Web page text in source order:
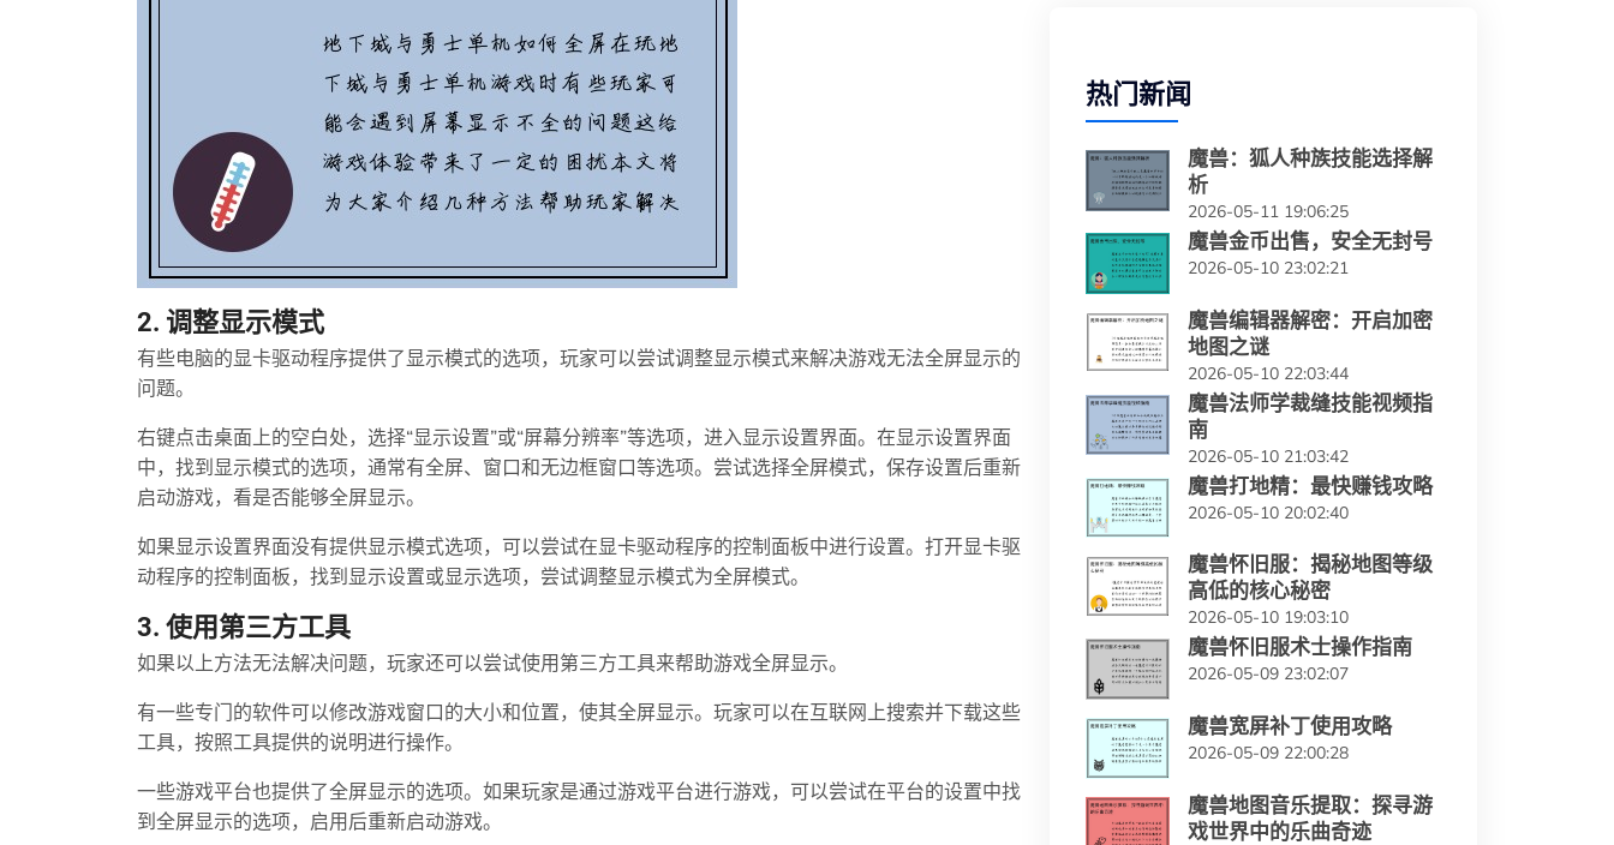
2. 调整显示模式
有些电脑的显卡驱动程序提供了显示模式的选项，玩家可以尝试调整显示模式来解决游戏无法全屏显示的
问题。
右键点击桌面上的空白处，选择“显示设置”或“屏幕分辨率”等选项，进入显示设置界面。在显示设置界面
中，找到显示模式的选项，通常有全屏、窗口和无边框窗口等选项。尝试选择全屏模式，保存设置后重新
启动游戏，看是否能够全屏显示。
如果显示设置界面没有提供显示模式选项，可以尝试在显卡驱动程序的控制面板中进行设置。打开显卡驱
动程序的控制面板，找到显示设置或显示选项，尝试调整显示模式为全屏模式。
3. 使用第三方工具
如果以上方法无法解决问题，玩家还可以尝试使用第三方工具来帮助游戏全屏显示。
有一些专门的软件可以修改游戏窗口的大小和位置，使其全屏显示。玩家可以在互联网上搜索并下载这些
工具，按照工具提供的说明进行操作。
一些游戏平台也提供了全屏显示的选项。如果玩家是通过游戏平台进行游戏，可以尝试在平台的设置中找
到全屏显示的选项，启用后重新启动游戏。
热门新闻
魔兽：狐人种族技能选择解
析
2026-05-11 19:06:25
魔兽金币出售，安全无封号
2026-05-10 23:02:21
魔兽编辑器解密：开启加密
地图之谜
2026-05-10 22:03:44
魔兽法师学裁缝技能视频指
南
2026-05-10 21:03:42
魔兽打地精：最快赚钱攻略
2026-05-10 20:02:40
魔兽怀旧服：揭秘地图等级
高低的核心秘密
2026-05-10 19:03:10
魔兽怀旧服术士操作指南
2026-05-09 23:02:07
魔兽宽屏补丁使用攻略
2026-05-09 22:00:28
魔兽地图音乐提取：探寻游
戏世界中的乐曲奇迹